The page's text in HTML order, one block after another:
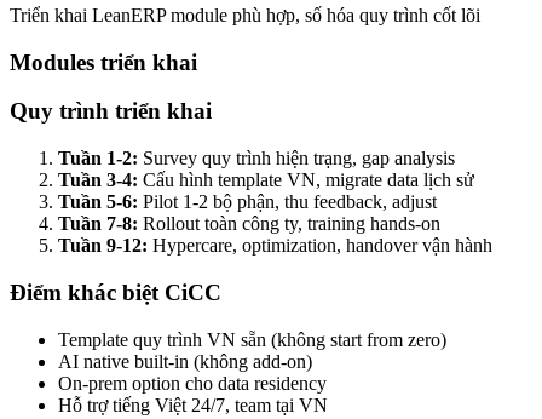
Triển khai LeanERP module phù hợp, số hóa quy trình cốt lõi
Modules triển khai
Quy trình triển khai
Tuần 1-2: Survey quy trình hiện trạng, gap analysis
Tuần 3-4: Cấu hình template VN, migrate data lịch sử
Tuần 5-6: Pilot 1-2 bộ phận, thu feedback, adjust
Tuần 7-8: Rollout toàn công ty, training hands-on
Tuần 9-12: Hypercare, optimization, handover vận hành
Điểm khác biệt CiCC
Template quy trình VN sẵn (không start from zero)
AI native built-in (không add-on)
On-prem option cho data residency
Hỗ trợ tiếng Việt 24/7, team tại VN